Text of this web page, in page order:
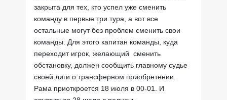
закрыта для тех, кто успел уже сменить
команду в первые три тура, а вот все
остальные могут без проблем сменить свои
команды. Для этого капитан команды, куда
переходит игрок, желающий сменить
обстановку, должен сообщить главному судье
своей лиги о трансферном приобретении.
Рама приоткроется 18 июля в 00-01. И